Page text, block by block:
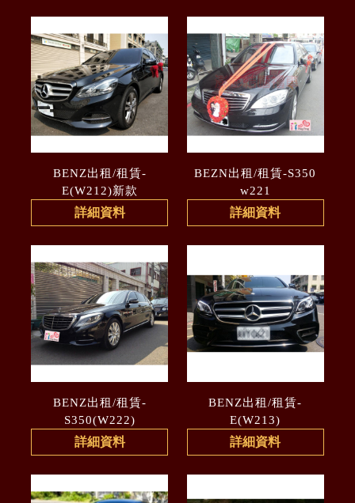
BENZ出租/租賃-
E(W212)新款
詳細資料
BEZN出租/租賃-S350
w221
詳細資料
BENZ出租/租賃-
S350(W222)
詳細資料
BENZ出租/租賃-
E(W213)
詳細資料